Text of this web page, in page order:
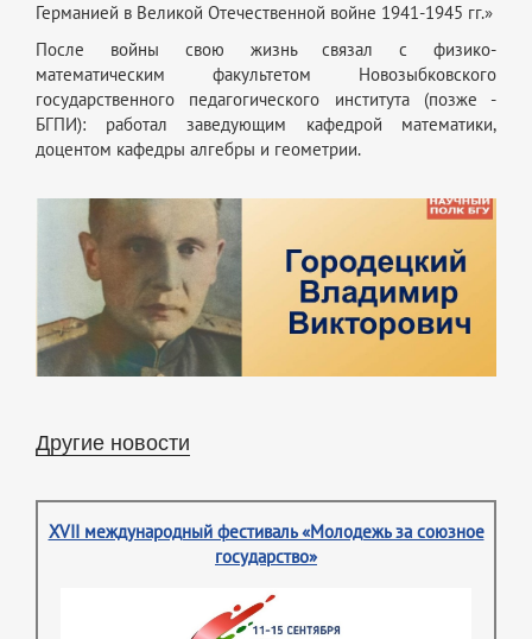
Германией в Великой Отечественной войне 1941-1945 гг.»
После войны свою жизнь связал с физико-
математическим факультетом Новозыбковского
государственного педагогического института (позже -
БГПИ): работал заведующим кафедрой математики,
доцентом кафедры алгебры и геометрии.
Другие новости
XVII международный фестиваль «Молодежь за союзное
государство»